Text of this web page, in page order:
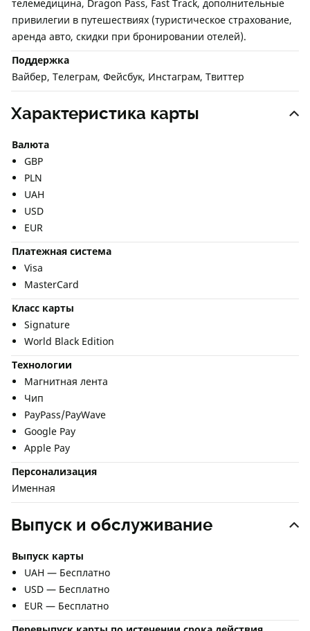
телемедицина, Dragon Pass, Fast Track, дополнительные
привилегии в путешествиях (туристическое страхование,
аренда авто, скидки при бронировании отелей).
Поддержка
Вайбер, Телеграм, Фейсбук, Инстаграм, Твиттер
Характеристика карты
Валюта
GBP
PLN
UAH
USD
EUR
Платежная система
Visa
MasterCard
Класс карты
Signature
World Black Edition
Технологии
Магнитная лента
Чип
PayPass/PayWave
Google Pay
Apple Pay
Персонализация
Именная
Выпуск и обслуживание
Выпуск карты
UAH — Бесплатно
USD — Бесплатно
EUR — Бесплатно